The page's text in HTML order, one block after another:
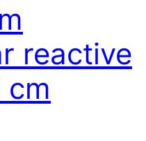
reactive
cm